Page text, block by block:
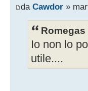
da Cawdor »
Io non lo
utile....